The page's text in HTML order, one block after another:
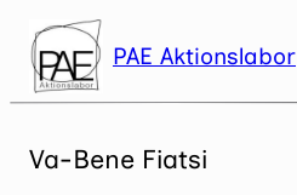
Zum
Inhalt
springen
PAE Aktionslabor
Va-Bene Fiatsi